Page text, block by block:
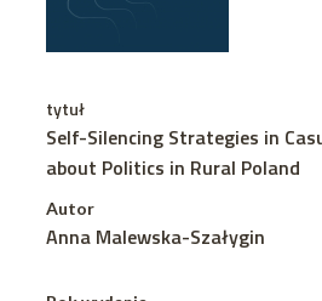
tytuł
Self-Silencing Strategies in
about Politics in Rural Poland
Autor
Anna Malewska-Szałygin